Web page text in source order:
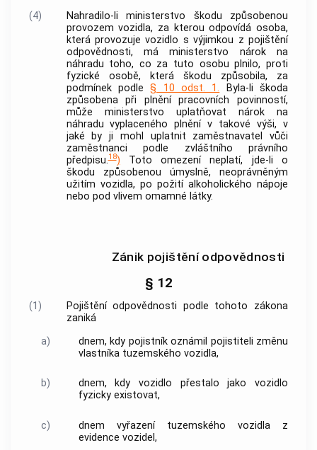
(4)
Nahradilo-li ministerstvo škodu způsobenou
provozem vozidla, za kterou odpovídá osoba,
která provozuje vozidlo s výjimkou z pojištění
odpovědnosti, má ministerstvo nárok na
náhradu toho, co za tuto osobu plnilo, proti
fyzické osobě, která škodu způsobila, za
podmínek podle§ 10 odst. 1. Byla-li škoda
způsobena při plnění pracovních povinností,
může ministerstvo uplatňovat nárok na
náhradu vyplaceného plnění v takové výši, v
jaké by ji mohl uplatnit zaměstnavatel vůči
zaměstnanci podle zvláštního právního
předpisu.18) Toto omezení neplatí, jde-li o
škodu způsobenou úmyslně, neoprávněným
užitím vozidla, po požití alkoholického nápoje
nebo pod vlivem omamné látky.
Zánik pojištění odpovědnosti
§ 12
(1)
Pojištění odpovědnosti podle tohoto zákona
zaniká
a)
dnem, kdy pojistník oznámil pojistiteli změnu
vlastníka tuzemského vozidla,
b)
dnem, kdy vozidlo přestalo jako vozidlo
fyzicky existovat,
c)
dnem vyřazení tuzemského vozidla z
evidence vozidel,